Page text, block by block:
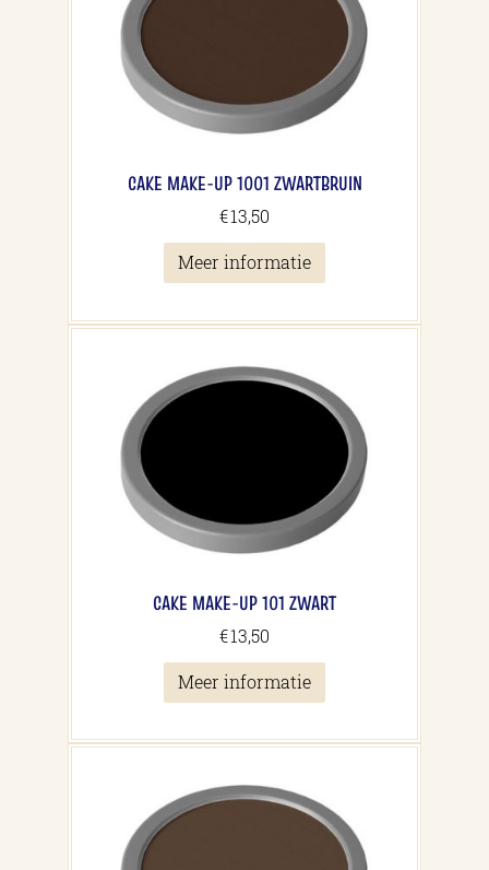
CAKE MAKE-UP 1001 ZWARTBRUIN
€13,50
Meer informatie
CAKE MAKE-UP 101 ZWART
€13,50
Meer informatie